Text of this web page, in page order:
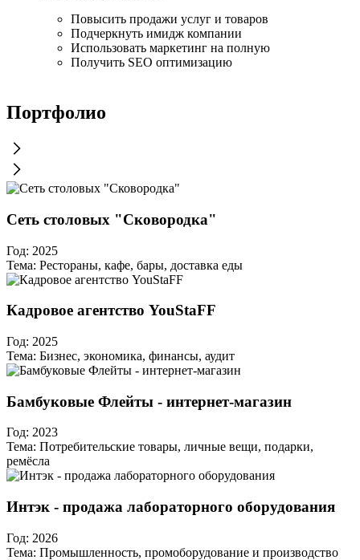
Повысить продажи услуг и товаров
Подчеркнуть имидж компании
Использовать маркетинг на полную
Получить SEO оптимизацию
Портфолио
Сеть столовых "Сковородка"
Год: 2025
Тема: Рестораны, кафе, бары, доставка еды
Кадровое агентство YouStaFF
Год: 2025
Тема: Бизнес, экономика, финансы, аудит
Бамбуковые Флейты - интернет-магазин
Год: 2023
Тема: Потребительские товары, личные вещи, подарки,
ремёсла
Интэк - продажа лабораторного оборудования
Год: 2026
Тема: Промышленность, промоборудование и производство